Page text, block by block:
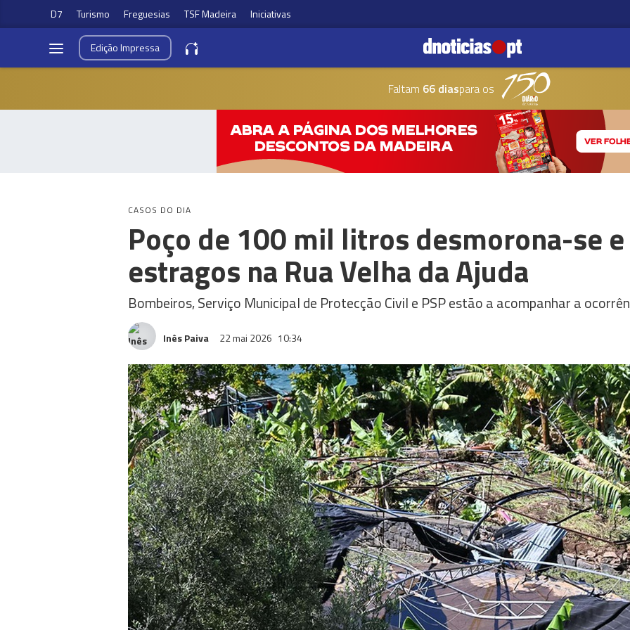
D7 Turismo Freguesias TSF Madeira Iniciativas
EdiçãoImpressa
Faltam 66 diaspara os
CASOS DO DIA
Poço de 100 mil litros desmorona-se
estragos na Rua Velha da Ajuda
Bombeiros, Serviço Municipal de Protecção Civil e PSP estão a acompanhar a
Inês Paiva 22 mai 2026 10:34